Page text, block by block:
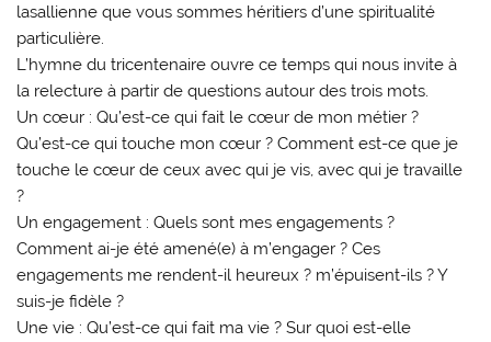
lasallienne que vous sommes héritiers d’une spiritualité
particulière.
L’hymne du tricentenaire ouvre ce temps qui nous invite à
la relecture à partir de questions autour des trois mots.
Un cœur : Qu’est-ce qui fait le cœur de mon métier ?
Qu’est-ce qui touche mon cœur ? Comment est-ce que je
touche le cœur de ceux avec qui je vis, avec qui je travaille
?
Un engagement : Quels sont mes engagements ?
Comment ai-je été amené(e) à m’engager ? Ces
engagements me rendent-il heureux ? m’épuisent-ils ? Y
suis-je fidèle ?
Une vie : Qu’est-ce qui fait ma vie ? Sur quoi est-elle